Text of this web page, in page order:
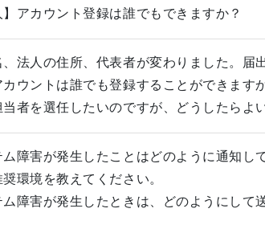
】アカウント登録は誰でもできますか？
法人の住所、代表者が変わりました。届
ウントは誰でも登録することができます
者を選任したいのですが、どうしたらよ
ム障害が発生したことはどのように通知し
環境を教えてください。
ム障害が発生したときは、どのようにして